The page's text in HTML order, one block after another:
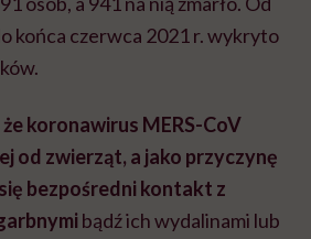
końca czerwca 2021 r. wykryto
koronawirus MERS-CoV
od zwierząt, a jako przyczynę
bezpośredni kontakt z
bądź ich wydalinami lub